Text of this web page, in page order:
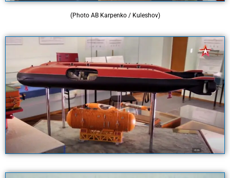
(Photo AB Karpenko / Kuleshov)